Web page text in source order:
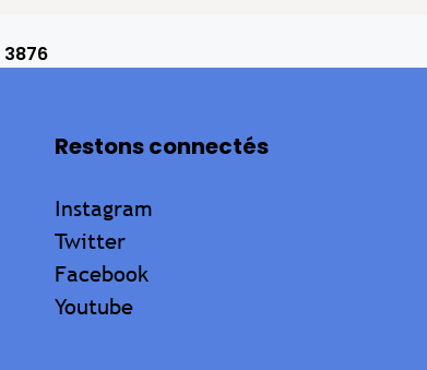
3876
Restons connectés
Instagram
Twitter
Facebook
Youtube